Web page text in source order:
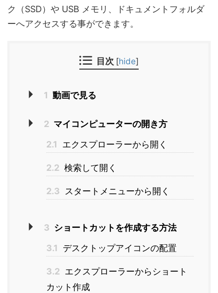
ク（SSD）や USB メモリ、ドキュメントフォルダ
ーへアクセスする事ができます。
目次 [hide]
1 動画で見る
2 マイコンピューターの開き方
2.1
エクスプローラーから開く
2.2 検索して開く
2.3 スタートメニューから開く
3 ショートカットを作成する方法
3.1
デスクトップアイコンの配置
3.2 エクスプローラーからショート
カット作成